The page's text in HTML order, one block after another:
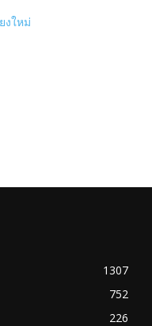
งใหม่
1307
752
226